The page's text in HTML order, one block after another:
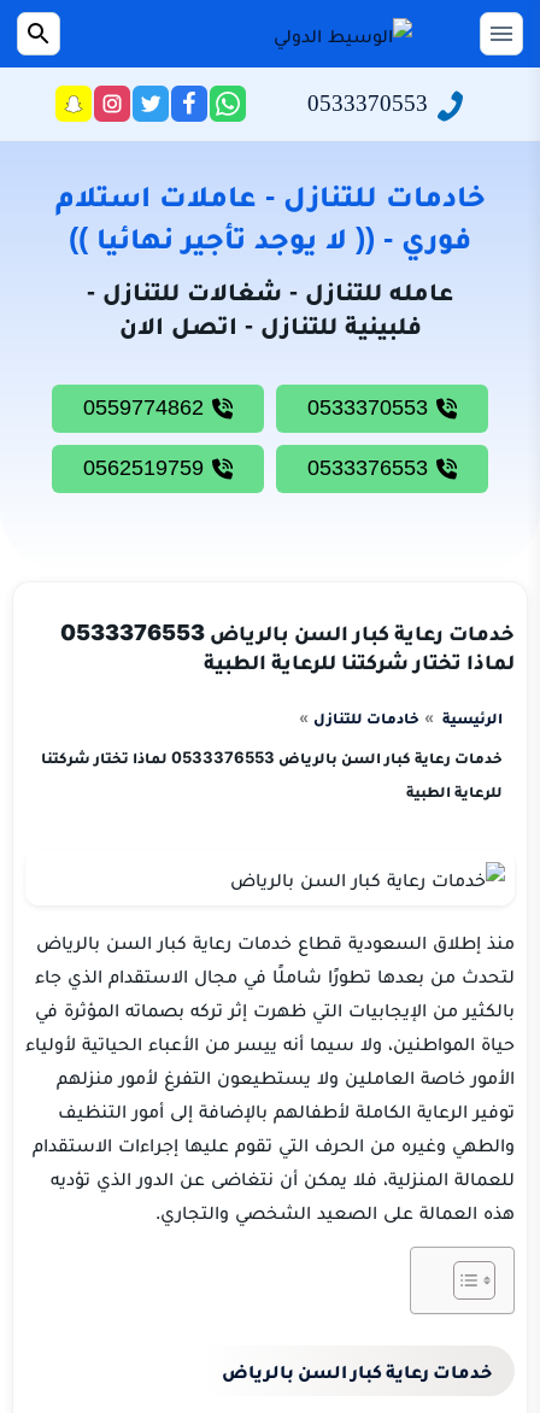
التجاوز
إلى
القائمة
الرئيسية
سياسة
الخصوصية
نحن
للتنازل
شغالات
للتنازل
بحث
0533370553
راسلنا
عبر
تابعنا
على
فيسبوك
تابعنا
على
تويتر
تابعنا
على
انستجرام
خادمات للتنازل - عاملات استلام
فوري - (( لا يوجد تأجير نهائيا ))
عامله للتنازل - شغالات للتنازل -
فلبينية للتنازل - اتصل الان
خدمات رعاية كبار السن بالرياض 0533376553
لماذا تختار شركتنا للرعاية الطبية
الرئيسية خادمات للتنازل
خدمات رعاية كبار السن بالرياض 0533376553 لماذا تختار شركتنا
للرعاية الطبية
منذ إطلاق السعودية قطاع خدمات رعاية كبار السن بالرياض
لتحدث من بعدها تطورًا شاملًا في مجال الاستقدام الذي جاء
بالكثير من الإيجابيات التي ظهرت إثر تركه بصماته المؤثرة في
حياة المواطنين، ولا سيما أنه ييسر من الأعباء الحياتية لأولياء
الأمور خاصة العاملين ولا يستطيعون التفرغ لأمور منزلهم
توفير الرعاية الكاملة لأطفالهم بالإضافة إلى أمور التنظيف
والطهي وغيره من الحرف التي تقوم عليها إجراءات الاستقدام
للعمالة المنزلية، فلا يمكن أن نتغاضى عن الدور الذي تؤديه
هذه العمالة على الصعيد الشخصي والتجاري.
خدمات رعاية كبار السن بالرياض